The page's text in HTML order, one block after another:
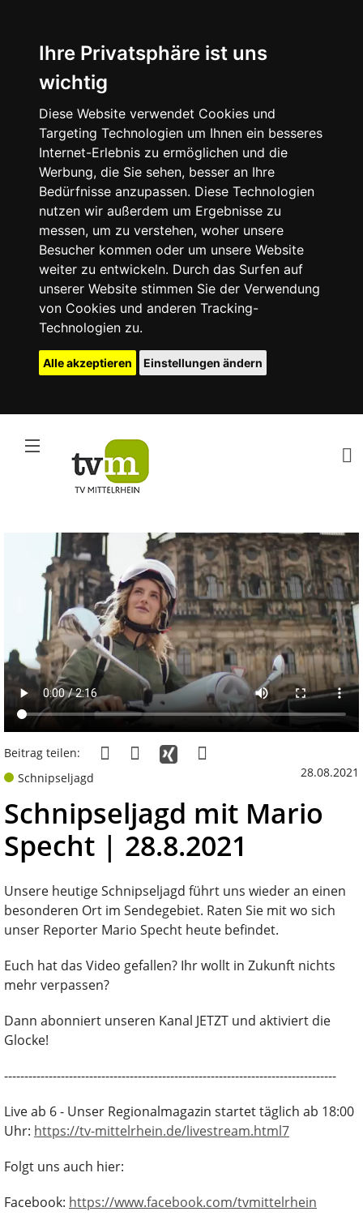
Ihre Privatsphäre ist uns
wichtig
Diese Website verwendet Cookies und
Targeting Technologien um Ihnen ein besseres
Internet-Erlebnis zu ermöglichen und die
Werbung, die Sie sehen, besser an Ihre
Bedürfnisse anzupassen. Diese Technologien
nutzen wir außerdem um Ergebnisse zu
messen, um zu verstehen, woher unsere
Besucher kommen oder um unsere Website
weiter zu entwickeln. Durch das Surfen auf
unserer Website stimmen Sie der Verwendung
von Cookies und anderen Tracking-
Technologien zu.
Alle akzeptieren Einstellungen ändern
Beitrag teilen:
Schnipseljagd
28.08.2021
Schnipseljagd mit Mario
Specht | 28.8.2021
Unsere heutige Schnipseljagd führt uns wieder an einen
besonderen Ort im Sendegebiet. Raten Sie mit wo sich
unser Reporter Mario Specht heute befindet.
Euch hat das Video gefallen? Ihr wollt in Zukunft nichts
mehr verpassen?
Dann abonniert unseren Kanal JETZT und aktiviert die
Glocke!
----------------------------------------------------------------------------------
Live ab 6 - Unser Regionalmagazin startet täglich ab 18:00
Uhr: https://tv-mittelrhein.de/livestream.html7
Folgt uns auch hier:
Facebook: https://www.facebook.com/tvmittelrhein